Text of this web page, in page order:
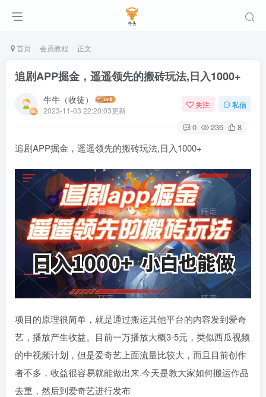
首页 会员教程 正文
追剧APP掘金，遥遥领先的搬砖玩法,日入1000+
牛牛（收徒）
2023-11-03 22:20:03更新
关注 私信
0 236 8
追剧APP掘金，遥遥领先的搬砖玩法,日入1000+
项目的原理很简单，就是通过搬运其他平台的内容发到爱奇
艺，播放产生收益。目前一万播放大概3-5元，类似西瓜视频
的中视频计划，但是爱奇艺上面流量比较大，而且目前创作
者不多，收益很容易就能做出来.今天是教大家如何搬运作品
去重，然后到爱奇艺进行发布